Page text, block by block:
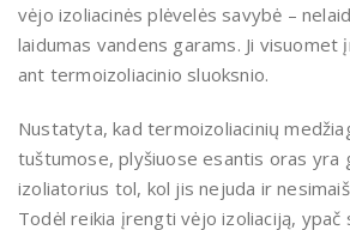
vėjo izoliacinės plėvelės savybė –
laidumas vandens garams. Ji visuomet
ant termoizoliacinio sluoksnio.
Nustatyta, kad termoizoliacinių
tuštumose, plyšiuose esantis oras yra
izoliatorius tol, kol jis nejuda ir
Todėl reikia įrengti vėjo izoliaciją, ypač